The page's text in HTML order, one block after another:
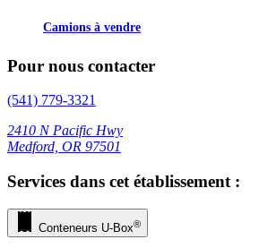
Camions à vendre
Pour nous contacter
(541) 779-3321
2410 N Pacific Hwy
Medford, OR 97501
Services dans cet établissement :
Conteneurs U-Box®